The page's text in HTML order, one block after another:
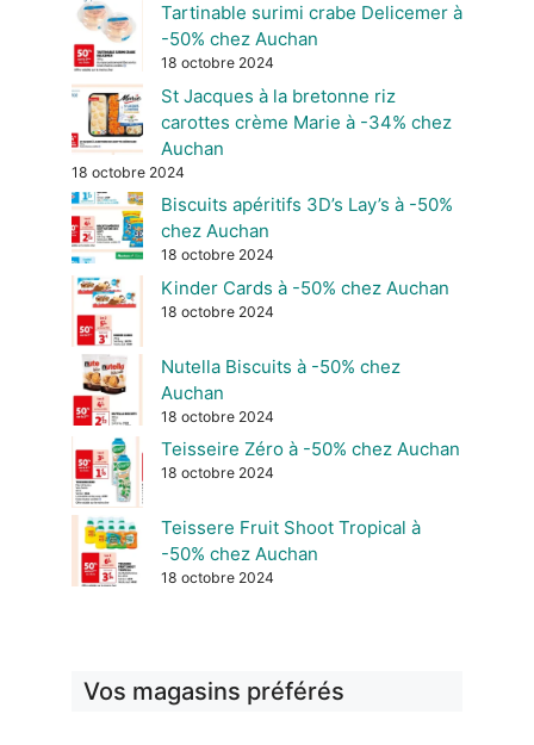
Tartinable surimi crabe Delicemer à
-50% chez Auchan
18 octobre 2024
St Jacques à la bretonne riz
carottes crème Marie à -34% chez
Auchan
18 octobre 2024
Biscuits apéritifs 3D’s Lay’s à -50%
chez Auchan
18 octobre 2024
Kinder Cards à -50% chez Auchan
18 octobre 2024
Nutella Biscuits à -50% chez
Auchan
18 octobre 2024
Teisseire Zéro à -50% chez Auchan
18 octobre 2024
Teissere Fruit Shoot Tropical à
-50% chez Auchan
18 octobre 2024
Vos magasins préférés